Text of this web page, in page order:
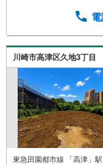
送迎します
方も大歓迎で
るオープンハ
ぜひお気軽に
み、もしくは
ンハウス・デ
川崎市高津区久地3丁目
東急田園都市線 「高津」